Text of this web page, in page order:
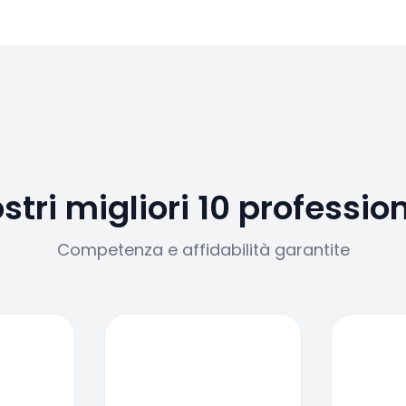
migliori 10
Competenza e affidabilità garantite